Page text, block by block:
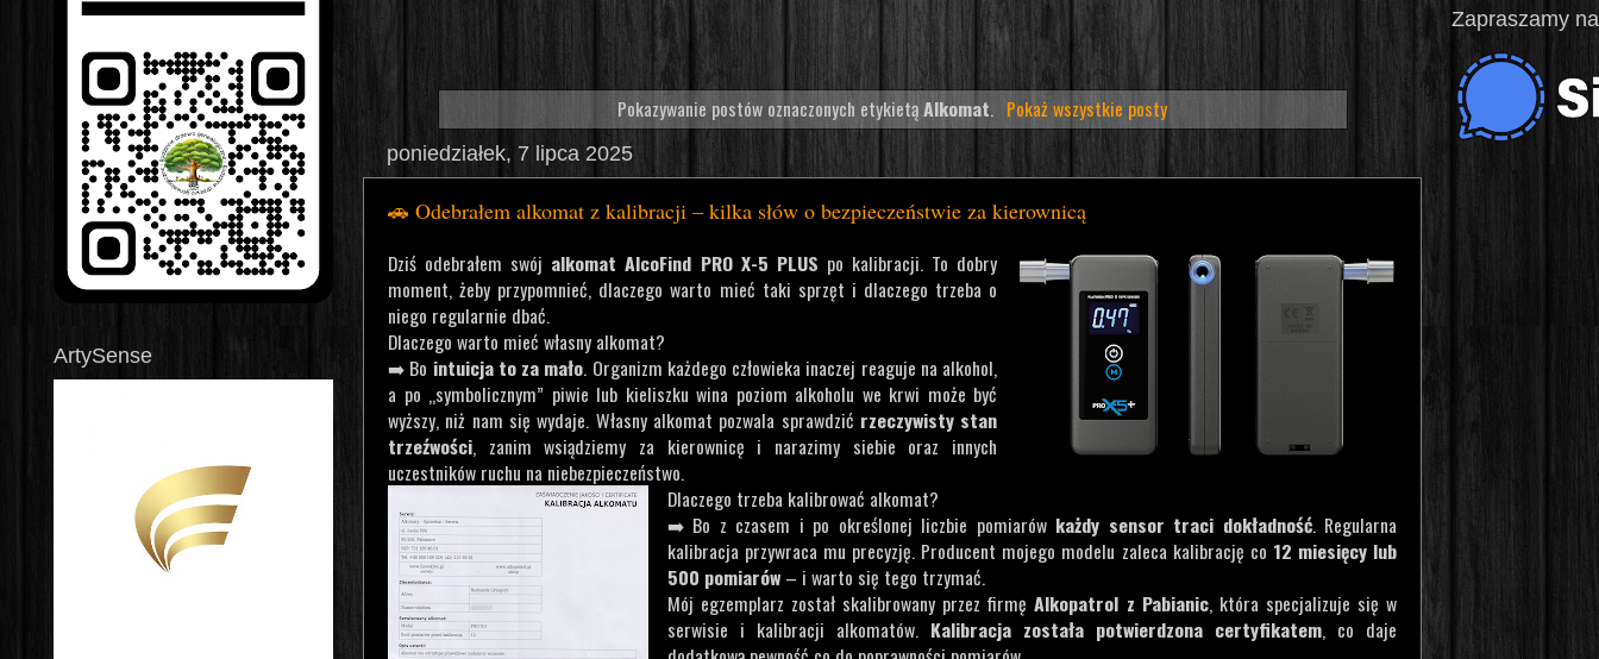
Pokazywanie postów oznaczonych etykietąAlkomat. Pokaż wszystkie posty
poniedziałek, 7 lipca 2025
🚗 Odebrałem alkomat z kalibracji – kilka słów o bezpieczeństwie za kierownicą
Dziś odebrałem swój alkomat AlcoFind PRO X-5 PLUS po kalibracji. To dobry
moment, żeby przypomnieć, dlaczego warto mieć taki sprzęt i dlaczego trzeba o
niego regularnie dbać.
Dlaczego warto mieć własny alkomat?
➡️ Bo intuicja to za mało. Organizm każdego człowieka inaczej reaguje na alkohol,
a po „symbolicznym” piwie lub kieliszku wina poziom alkoholu we krwi może być
wyższy, niż nam się wydaje. Własny alkomat pozwala sprawdzić rzeczywisty stan
trzeźwości, zanim wsiądziemy za kierownicę i narazimy siebie oraz innych
uczestników ruchu na niebezpieczeństwo.
Dlaczego trzeba kalibrować alkomat?
➡️ Bo z czasem i po określonej liczbie pomiarów każdy sensor traci dokładność. Regularna
kalibracja przywraca mu precyzję. Producent mojego modelu zaleca kalibrację co 12 miesięcy lub
500 pomiarów– i warto się tego trzymać.
Mój egzemplarz został skalibrowany przez firmęAlkopatrol z Pabianic, która specjalizuje się w
serwisie i kalibracji alkomatów. Kalibracja została potwierdzona certyfikatem, co daje
ArtySense
Zapraszamy